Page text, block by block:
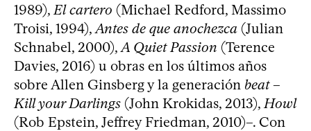
1989), El cartero (Michael Redford, Massimo
Troisi, 1994), Antes de que anochezca (Julian
Schnabel, 2000), A Quiet Passion (Terence
Davies, 2016) u obras en los últimos años
sobre Allen Ginsberg y la generación beat–
Kill your Darlings (John Krokidas, 2013), Howl
(Rob Epstein, Jeffrey Friedman, 2010)–. Con